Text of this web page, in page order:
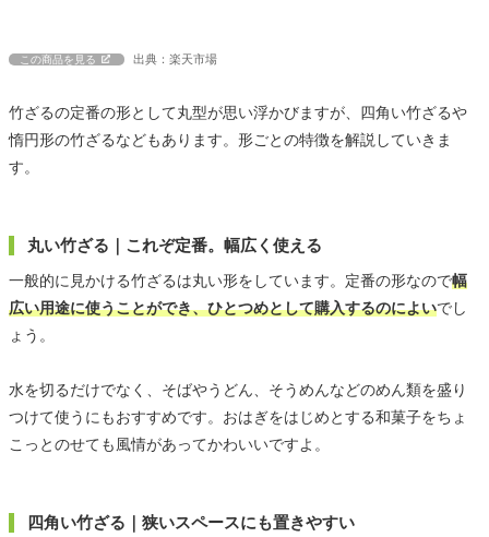
この商品を見る 出典：楽天市場
竹ざるの定番の形として丸型が思い浮かびますが、四角い竹ざるや
惰円形の竹ざるなどもあります。形ごとの特徴を解説していきま
す。
丸い竹ざる｜これぞ定番。幅広く使える
一般的に見かける竹ざるは丸い形をしています。定番の形なので幅
広い用途に使うことができ、ひとつめとして購入するのによいでし
ょう。
水を切るだけでなく、そばやうどん、そうめんなどのめん類を盛り
つけて使うにもおすすめです。おはぎをはじめとする和菓子をちょ
こっとのせても風情があってかわいいですよ。
四角い竹ざる｜狭いスペースにも置きやすい